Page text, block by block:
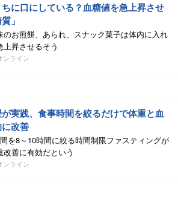
に口にしている？血糖値を急上昇させ
」
のお煎餅、あられ、スナック菓子は体内に入れ
昇させるそう
ンライン
実践、食事時間を絞るだけで体重と血
改善
を8～10時間に絞る時間制限ファスティングが
改善に有効だという
ンライン